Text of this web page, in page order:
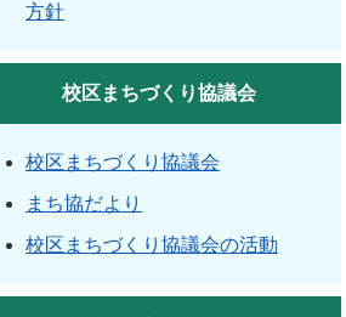
方針
校区まちづくり協議会
校区まちづくり協議会
まち協だより
校区まちづくり協議会の活動